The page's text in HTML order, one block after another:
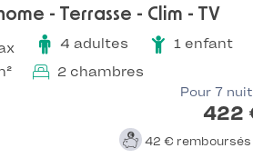
- Terrasse - Clim - TV
4 adultes
1 enfant
2 chambres
Pour 7
422
42 € remboursés